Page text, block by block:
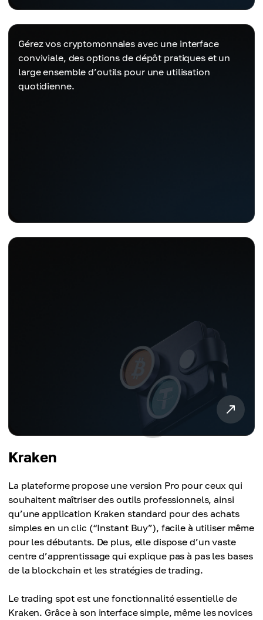
Gérez vos cryptomonnaies avec une interface
conviviale, des options de dépôt pratiques et un
large ensemble d’outils pour une utilisation
quotidienne.
Kraken
La plateforme propose une version Pro pour ceux qui
souhaitent maîtriser des outils professionnels, ainsi
qu’une application Kraken standard pour des achats
simples en un clic (“Instant Buy”), facile à utiliser même
pour les débutants. De plus, elle dispose d’un vaste
centre d’apprentissage qui explique pas à pas les bases
de la blockchain et les stratégies de trading.
Le trading spot est une fonctionnalité essentielle de
Kraken. Grâce à son interface simple, même les novices